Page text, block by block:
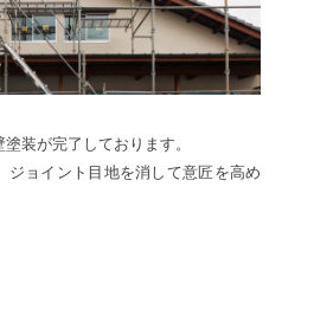
装が完了しております。
ジョイント目地を消して意匠を高め